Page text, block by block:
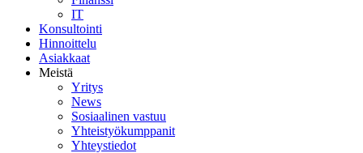
IT
Konsultointi
Hinnoittelu
Asiakkaat
Meistä
Yritys
News
Sosiaalinen vastuu
Yhteistyökumppanit
Yhteystiedot